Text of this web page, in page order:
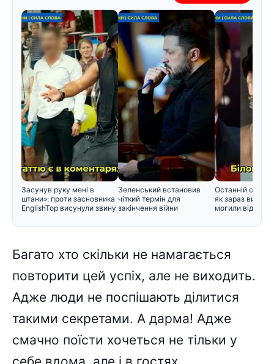
Засунув руку мені в
штани»: проти засновника
EnglishTop висунули звину
Зеленський встановив
чіткий термін для
закінчення війни
Останній
як зараз
могили відомих
Багато хто скільки не намагається
повторити цей успіх, але не виходить.
Адже люди не поспішають ділитися
такими секретами. А дарма! Адже
смачно поїсти хочеться не тільки у